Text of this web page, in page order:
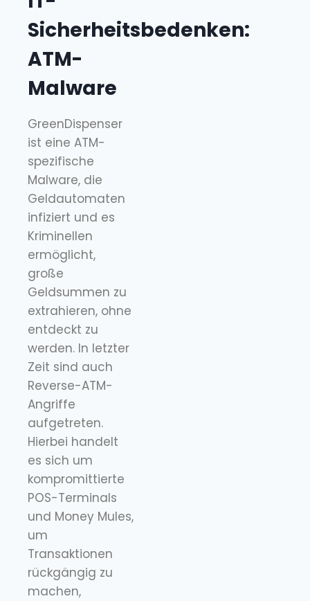
Sicherheitsbedenken:
ATM-
Malware
GreenDispenser
ist eine ATM-
spezifische
Malware, die
Geldautomaten
infiziert und es
Kriminellen
ermöglicht,
große
Geldsummen zu
extrahieren, ohne
entdeckt zu
werden. In letzter
Zeit sind auch
Reverse-ATM-
Angriffe
aufgetreten.
Hierbei handelt
es sich um
kompromittierte
POS-Terminals
und Money Mules,
um
Transaktionen
rückgängig zu
machen,